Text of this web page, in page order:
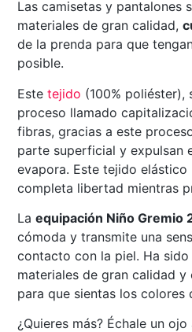
Las camisetas y pantalones
materiales de gran calidad,
de la prenda para que
posible.
Estetejido (100% poliéster),
proceso llamado
fibras, gracias a este
parte superficial y expulsan
evapora. Este tejido
completa libertad mientras
Laequipación Niño Gremio
cómoda y transmite una
contacto con la piel. Ha
materiales de gran calidad
para que sientas los colores
¿Quieres más? Échale un